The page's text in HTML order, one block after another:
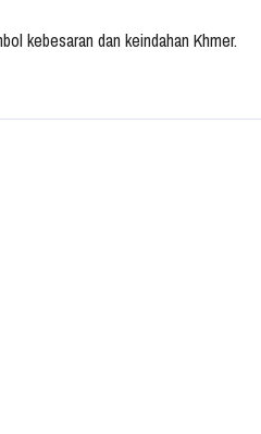
kebesaran dan keindahan Khmer.